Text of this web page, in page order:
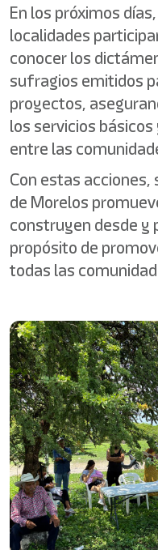
En los próximos
localidades
conocer los
sufragios emitidos
proyectos,
los servicios
entre las
Con estas
de Morelos
construyen desde y
propósito de
todas las